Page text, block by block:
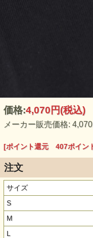
価格:4,070円(税込)
メーカー販売価格:
[ポイント還元 407ポイン
注文
サイズ
S
M
L